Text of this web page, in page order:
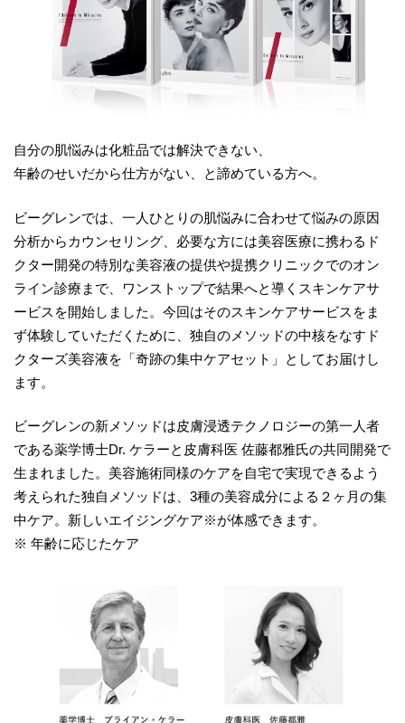
自分の肌悩みは化粧品では解決できない、
年齢のせいだから仕方がない、と諦めている方へ。
ビーグレンでは、一人ひとりの肌悩みに合わせて悩みの原因
分析からカウンセリング、必要な方には美容医療に携わるド
クター開発の特別な美容液の提供や提携クリニックでのオン
ライン診療まで、ワンストップで結果へと導くスキンケアサ
ービスを開始しました。今回はそのスキンケアサービスをま
ず体験していただくために、独自のメソッドの中核をなすド
クターズ美容液を「奇跡の集中ケアセット」としてお届けし
ます。
ビーグレンの新メソッドは皮膚浸透テクノロジーの第一人者
である薬学博士Dr. ケラーと皮膚科医 佐藤都雅氏の共同開発で
生まれました。美容施術同様のケアを自宅で実現できるよう
考えられた独自メソッドは、3種の美容成分による２ヶ月の集
中ケア。新しいエイジングケア※が体感できます。
※ 年齢に応じたケア